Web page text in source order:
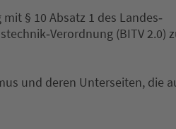
§ 10 Absatz 1 des Landes‐
(BITV 2.0)
und deren Unterseiten, die